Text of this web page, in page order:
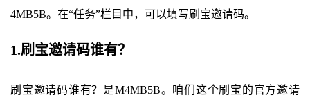
4MB5B。在“任务”栏目中，可以填写刷宝邀请码。
1.刷宝邀请码谁有？
刷宝邀请码谁有？是M4MB5B。咱们这个刷宝的官方邀请